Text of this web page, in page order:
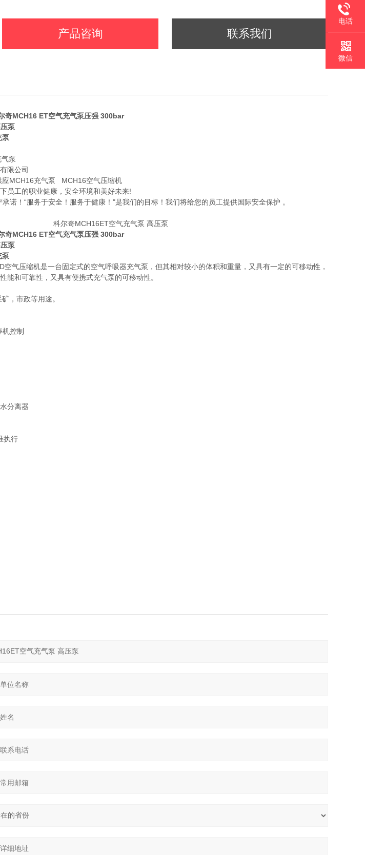
产品咨询 联系我们
奇MCH16 ET空气充气泵压强 300bar
泵
泵
泵
限公司
MCH16充气泵 MCH16空气压缩机
员工的职业健康，安全环境和美好未来!
诺！“服务于安全！服务于健康！"是我们的目标！我们将给您的员工提供国际安全保护 。
奇MCH16 ET空气充气泵压强 300bar
泵
泵
空气压缩机是一台固定式的空气呼吸器充气泵，但其相对较小的体积和重量，又具有一定的可移动性，
能和可靠性，又具有便携式充气泵的可移动性。
，市政等用途。
控制
分离器
执行
电话
微信